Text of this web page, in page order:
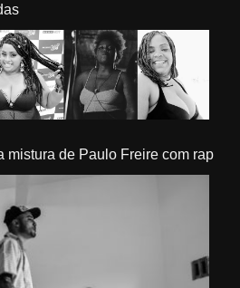
mistura de Paulo Freire com rap